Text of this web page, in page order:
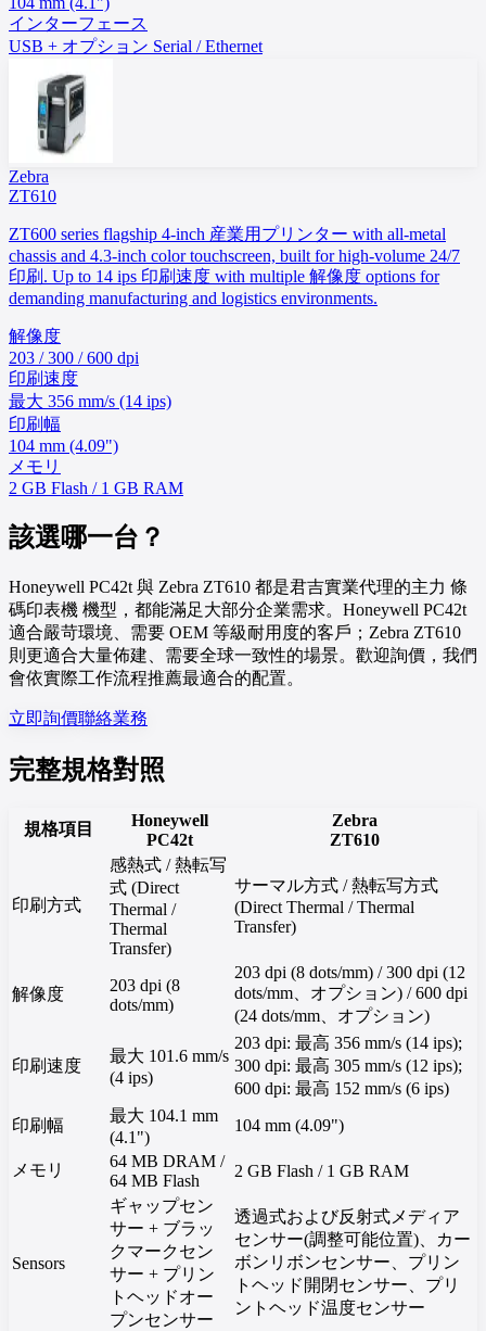
インターフェース
USB + オプション Serial / Ethernet
Zebra
ZT610
ZT600 series flagship 4-inch 産業用プリンター with all-metal
chassis and 4.3-inch color touchscreen, built for high-volume 24/7
印刷. Up to 14 ips 印刷速度 with multiple 解像度 options for
demanding manufacturing and logistics environments.
解像度
203 / 300 / 600 dpi
印刷速度
最大 356 mm/s (14 ips)
印刷幅
104 mm (4.09")
メモリ
2 GB Flash / 1 GB RAM
該選哪一台？
Honeywell PC42t 與 Zebra ZT610 都是君吉實業代理的主力 條
碼印表機 機型，都能滿足大部分企業需求。Honeywell PC42t
適合嚴苛環境、需要 OEM 等級耐用度的客戶；Zebra ZT610
則更適合大量佈建、需要全球一致性的場景。歡迎詢價，我們
會依實際工作流程推薦最適合的配置。
立即詢價聯絡業務
完整規格對照
規格項目
Honeywell
PC42t
Zebra
ZT610
印刷方式
感熱式 / 熱転写
式 (Direct
Thermal /
Thermal
Transfer)
サーマル方式 / 熱転写方式
(Direct Thermal / Thermal
Transfer)
解像度
203 dpi (8
dots/mm)
203 dpi (8 dots/mm) / 300 dpi (12
dots/mm、オプション) / 600 dpi
(24 dots/mm、オプション)
印刷速度
最大 101.6 mm/s
(4 ips)
203 dpi: 最高 356 mm/s (14 ips);
300 dpi: 最高 305 mm/s (12 ips);
600 dpi: 最高 152 mm/s (6 ips)
印刷幅
最大 104.1 mm
(4.1")
104 mm (4.09")
メモリ
64 MB DRAM /
64 MB Flash
2 GB Flash / 1 GB RAM
Sensors
ギャップセン
サー + ブラッ
クマークセン
サー + プリン
トヘッドオー
プンセンサー
透過式および反射式メディア
センサー(調整可能位置)、カー
ボンリボンセンサー、プリン
トヘッド開閉センサー、プリ
ントヘッド温度センサー